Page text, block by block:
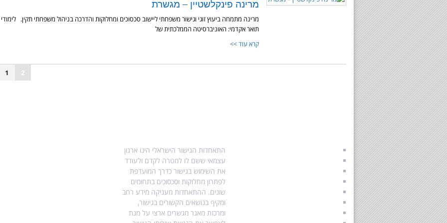
מרינה פינקלשטיין – מגשרת
מרינה מתמחה ביעוץ זוגי וגישור משפחתי ליישוב סכסוכים ומחלוקות והדרכה בניהול משפחתי תקין. לימודי
תואר אקדמי: האוניברסיטה הממלכתית של
קרא עוד >>
1 2
התאחדות הגישור הישראלי הינו ארגון
עצמאי ששם לו למטרה לקדם ולעודד
את השימוש בגישור כדרך המועדפת
לפתרון מחלוקות וסכסוכים בתחומים
שונים. ההתאחדות מעניקה מידע רחב
ומקיף בנושאים הקשורים בגישור,
ומרכזת מאגר מגשרים ארצי על מנת